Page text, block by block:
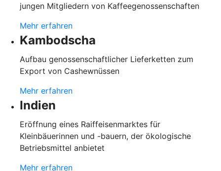
jungen Mitgliedern von Kaffeegenossenschaften
Mehr erfahren
Kambodscha
Aufbau genossenschaftlicher Lieferketten zum
Export von Cashewnüssen
Mehr erfahren
Indien
Eröffnung eines Raiffeisenmarktes für
Kleinbäuerinnen und -bauern, der ökologische
Betriebsmittel anbietet
Mehr erfahren